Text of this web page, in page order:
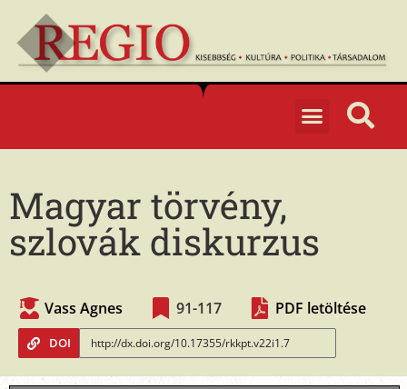
Magyar törvény,
szlovák diskurzus
Vass Agnes 91-117 PDF letöltése
DOI